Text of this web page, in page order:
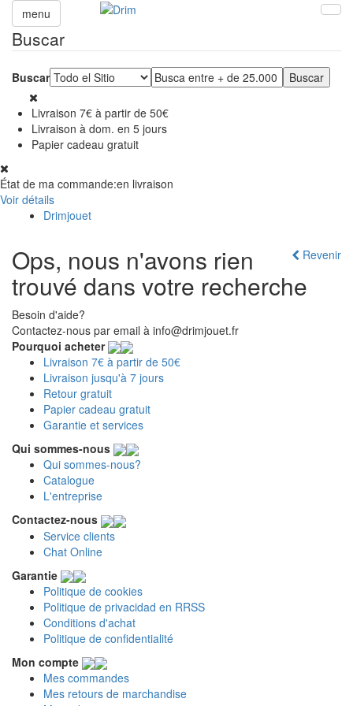
menu
Buscar
Buscar
Livraison 7€ à partir de 50€
Livraison à dom. en 5 jours
Papier cadeau gratuit
État de ma commande:en livraison
Voir détails
Drimjouet
Revenir
Ops, nous n'avons rien
trouvé dans votre recherche
Besoin d'aide?
Contactez-nous par email à info@drimjouet.fr
Pourquoi acheter
Livraison 7€ à partir de 50€
Livraison jusqu'à 7 jours
Retour gratuit
Papier cadeau gratuit
Garantie et services
Qui sommes-nous
Qui sommes-nous?
Catalogue
L'entreprise
Contactez-nous
Service clients
Chat Online
Garantie
Politique de cookies
Politique de privacidad en RRSS
Conditions d'achat
Politique de confidentialité
Mon compte
Mes commandes
Mes retours de marchandise